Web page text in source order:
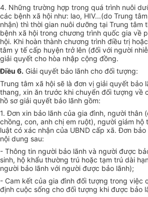
4. Những trường hợp trong quá trình nuôi
các bệnh xã hội như: lao, HIV...(do Trung
nhận) thì thời gian nuôi dưỡng tại Trung tâm
bệnh xã hội trong chương trình quốc gia về
hội. Khi hoàn thành chương trình điều trị
tâm y tế cấp huyện trở lên (đối với người
giải quyết cho hòa nhập cộng đồng.
Điều 6. Giải quyết bảo lãnh cho đối tượng:
Trung tâm xã hội sẽ là đơn vị giải quyết bảo
thang, xin ăn trước khi chuyển đối tượng về
hồ sơ giải quyết bảo lãnh gồm:
1. Đơn xin bảo lãnh của gia đình, người thân
chồng, con, anh chị em ruột), người giám hộ
luật có xác nhận của UBND cấp xã. Đơn
nội dung sau:
- Thông tin người bảo lãnh và người được
sinh, hộ khẩu thường trú hoặc tạm trú dài
người bảo lãnh với người được bảo lãnh);
- Cam kết của gia đình đối tượng trong việc
định cuộc sống cho đối tượng khi được bảo